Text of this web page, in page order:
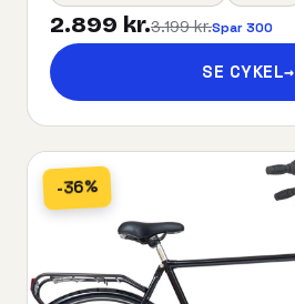
2.899 kr.3.199 kr.Spar 300
SE CYKEL→
-36%